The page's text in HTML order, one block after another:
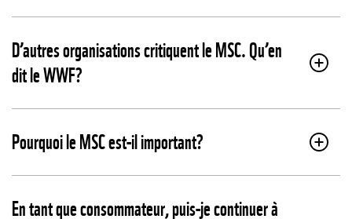
D’autres organisations critiquent le MSC. Qu’en
dit le WWF?
Pourquoi le MSC est-il important?
En tant que consommateur, puis-je continuer à